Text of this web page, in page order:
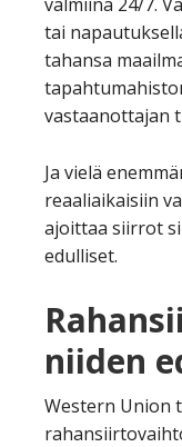
tai
tahansa
vastaanottajan
Ja vielä
reaaliaikaisiin
ajoittaa siirrot
edulliset.
niiden
Western Union